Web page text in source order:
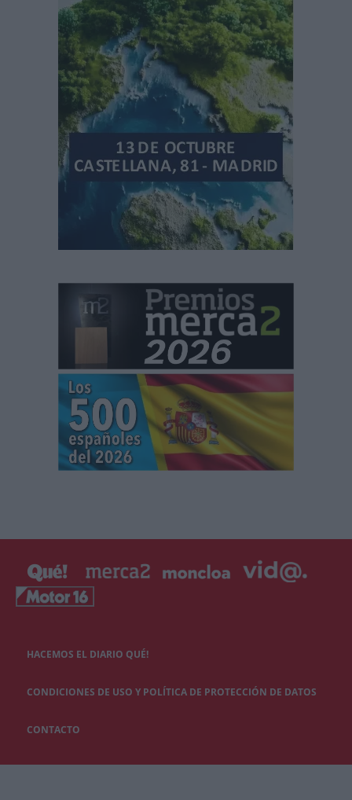
HACEMOS EL DIARIO QUÉ!
CONDICIONES DE USO Y POLÍTICA DE PROTECCIÓN DE DATOS
CONTACTO